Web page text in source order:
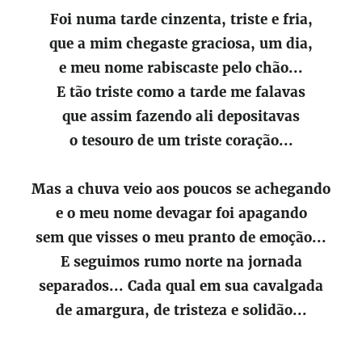
Foi numa tarde cinzenta, triste e fria,
que a mim chegaste graciosa, um dia,
e meu nome rabiscaste pelo chão...
E tão triste como a tarde me falavas
que assim fazendo ali depositavas
o tesouro de um triste coração...
Mas a chuva veio aos poucos se achegando
e o meu nome devagar foi apagando
sem que visses o meu pranto de emoção...
E seguimos rumo norte na jornada
separados... Cada qual em sua cavalgada
de amargura, de tristeza e solidão...